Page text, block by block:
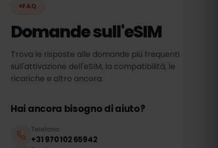
FAQ
Domande sull'eSIM
Trova le risposte alle domande più frequenti
sull'attivazione dell'eSIM, la compatibilità, le
ricariche e altro ancora.
Hai ancora bisogno di aiuto?
Telefono
+31 970 102 65942